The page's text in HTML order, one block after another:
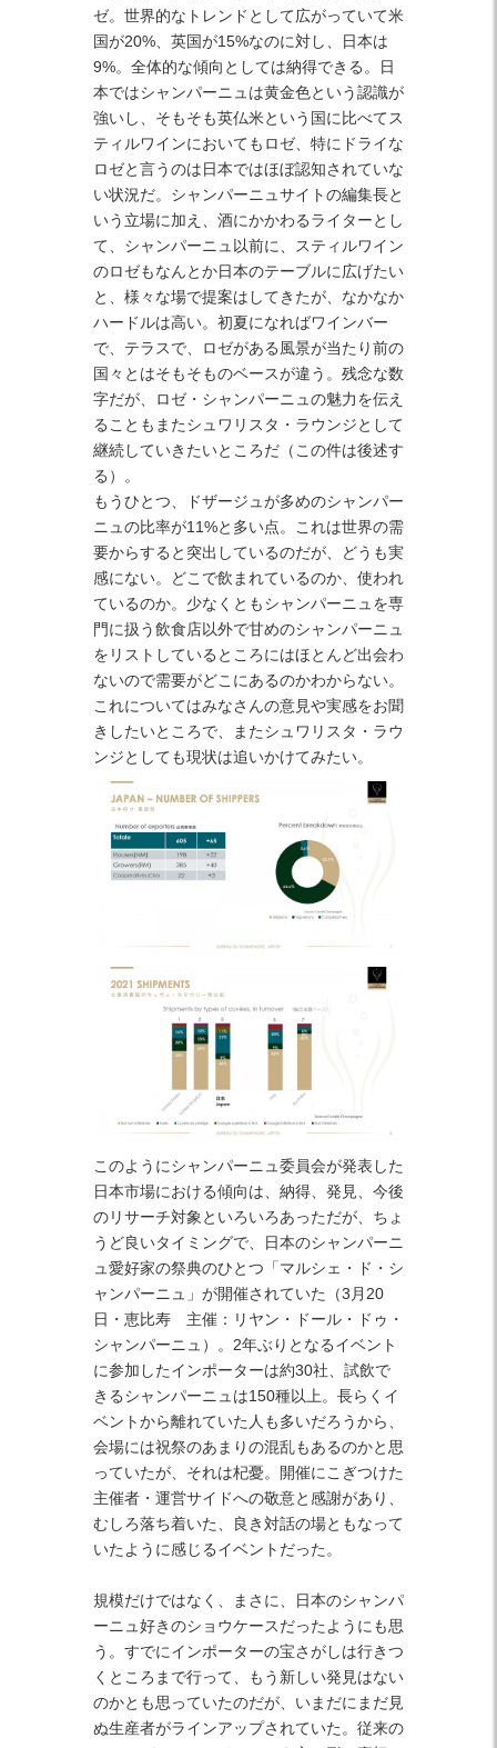
ゼ。世界的なトレンドとして広がっていて米
国が20%、英国が15%なのに対し、日本は
9%。全体的な傾向としては納得できる。日
本ではシャンパーニュは黄金色という認識が
強いし、そもそも英仏米という国に比べてス
ティルワインにおいてもロゼ、特にドライな
ロゼと言うのは日本ではほぼ認知されていな
い状況だ。シャンパーニュサイトの編集長と
いう立場に加え、酒にかかわるライターとし
て、シャンパーニュ以前に、スティルワイン
のロゼもなんとか日本のテーブルに広げたい
と、様々な場で提案はしてきたが、なかなか
ハードルは高い。初夏になればワインバー
で、テラスで、ロゼがある風景が当たり前の
国々とはそもそものベースが違う。残念な数
字だが、ロゼ・シャンパーニュの魅力を伝え
ることもまたシュワリスタ・ラウンジとして
継続していきたいところだ（この件は後述す
る）。
もうひとつ、ドザージュが多めのシャンパー
ニュの比率が11%と多い点。これは世界の需
要からすると突出しているのだが、どうも実
感にない。どこで飲まれているのか、使われ
ているのか。少なくともシャンパーニュを専
門に扱う飲食店以外で甘めのシャンパーニュ
をリストしているところにはほとんど出会わ
ないので需要がどこにあるのかわからない。
これについてはみなさんの意見や実感をお聞
きしたいところで、またシュワリスタ・ラウ
ンジとしても現状は追いかけてみたい。
このようにシャンパーニュ委員会が発表した
日本市場における傾向は、納得、発見、今後
のリサーチ対象といろいろあっただが、ちょ
うど良いタイミングで、日本のシャンパーニ
ュ愛好家の祭典のひとつ「マルシェ・ド・シ
ャンパーニュ」が開催されていた（3月20
日・恵比寿 主催：リヤン・ドール・ドゥ・
シャンパーニュ）。2年ぶりとなるイベント
に参加したインポーターは約30社、試飲で
きるシャンパーニュは150種以上。長らくイ
ベントから離れていた人も多いだろうから、
会場には祝祭のあまりの混乱もあるのかと思
っていたが、それは杞憂。開催にこぎつけた
主催者・運営サイドへの敬意と感謝があり、
むしろ落ち着いた、良き対話の場ともなって
いたように感じるイベントだった。
規模だけではなく、まさに、日本のシャンパ
ーニュ好きのショウケースだったようにも思
う。すでにインポーターの宝さがしは行きつ
くところまで行って、もう新しい発見はない
のかとも思っていたのだが、いまだにまだ見
ぬ生産者がラインアップされていた。従来の